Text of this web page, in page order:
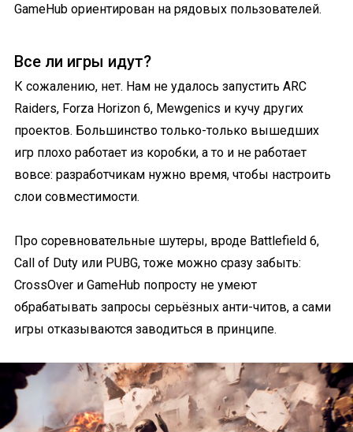
GameHub ориентирован на рядовых пользователей.
Все ли игры идут?
К сожалению, нет. Нам не удалось запустить ARC
Raiders, Forza Horizon 6, Mewgenics и кучу других
проектов. Большинство только-только вышедших
игр плохо работает из коробки, а то и не работает
вовсе: разработчикам нужно время, чтобы настроить
слои совместимости.
Про соревновательные шутеры, вроде Battlefield 6,
Call of Duty или PUBG, тоже можно сразу забыть:
CrossOver и GameHub попросту не умеют
обрабатывать запросы серьёзных анти-читов, а сами
игры отказываются заводиться в принципе.